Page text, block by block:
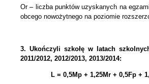
Or – liczba punktów uzyskanych na
obcego nowożytnego na poziomie
3. Ukończyli szkołę w latach
2011/2012, 2012/2013, 2013/2014:
L = 0,5Mp + 1,25Mr + 0,5Fp +